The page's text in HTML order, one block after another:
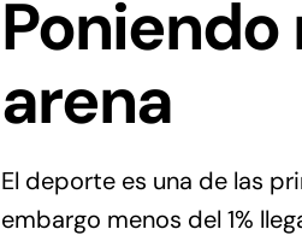
arena
El deporte es una de las
embargo menos del 1%